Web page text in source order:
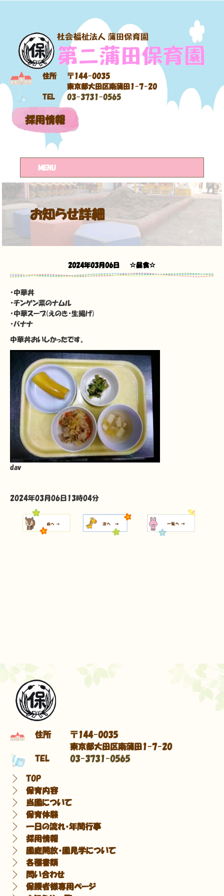
住所
〒144-0035
東京都大田区南蒲田1-7-20
TEL
03-3731-0565
採用情報
MENU
お知らせ詳細
2024年03月06日 ☆昼食☆
・中華丼
・チンゲン菜のナムル
・中華スープ(えのき・生揚げ)
・バナナ
中華丼おいしかったです。
dav
2024年03月06日13時04分
住所
〒144-0035
東京都大田区南蒲田1-7-20
TEL
03-3731-0565
TOP
保育内容
当園について
保育体験
一日の流れ・年間行事
採用情報
園庭開放・園見学について
各種書類
問い合わせ
保護者様専用ページ